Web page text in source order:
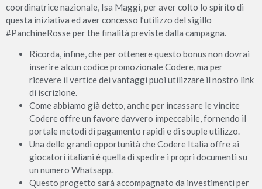
coordinatrice nazionale, Isa Maggi, per aver colto lo spirito di
questa iniziativa ed aver concesso l’utilizzo del sigillo
#PanchineRosse per the finalità previste dalla campagna.
Ricorda, infine, che per ottenere questo bonus non dovrai
inserire alcun codice promozionale Codere, ma per
ricevere il vertice dei vantaggi puoi utilizzare il nostro link
di iscrizione.
Come abbiamo già detto, anche per incassare le vincite
Codere offre un favore davvero impeccabile, fornendo il
portale metodi di pagamento rapidi e di souple utilizzo.
Una delle grandi opportunità che Codere Italia offre ai
giocatori italiani è quella di spedire i propri documenti su
un numero Whatsapp.
Questo progetto sarà accompagnato da investimenti per